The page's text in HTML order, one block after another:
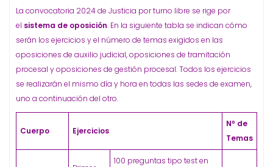
La convocatoria 2024 de Justicia por turno libre se rige por
el sistema de oposición. En la siguiente tabla se indican cómo
serán los ejercicios y el número de temas exigidos en las
oposiciones de auxilio judicial, oposiciones de tramitación
procesal y oposiciones de gestión procesal. Todos los ejercicios
se realizarán el mismo día y hora en todas las sedes de examen,
uno a continuación del otro.
Cuerpo Ejercicios
Nº de
Temas
100 preguntas tipo test en